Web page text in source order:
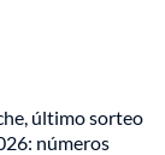
último sorteo
números